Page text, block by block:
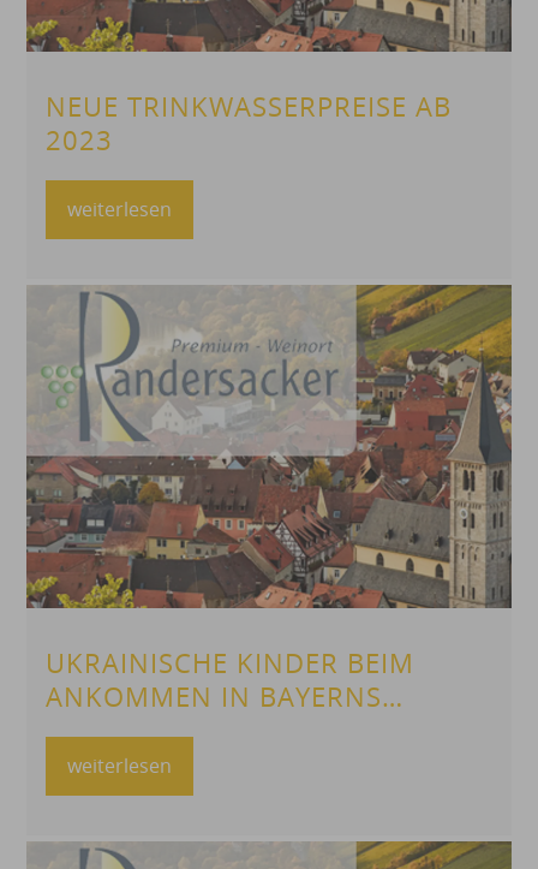
NEUE TRINKWASSERPREISE AB
2023
weiterlesen
UKRAINISCHE KINDER BEIM
ANKOMMEN IN BAYERNS
SCHULEN UNTERSTÜTZEN
weiterlesen